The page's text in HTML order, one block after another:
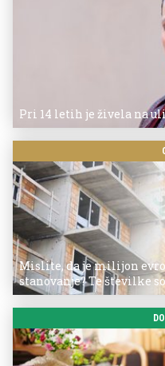
Pri 14 letih je živela na
Mislite, da je milijon
stanovanje? Te številke